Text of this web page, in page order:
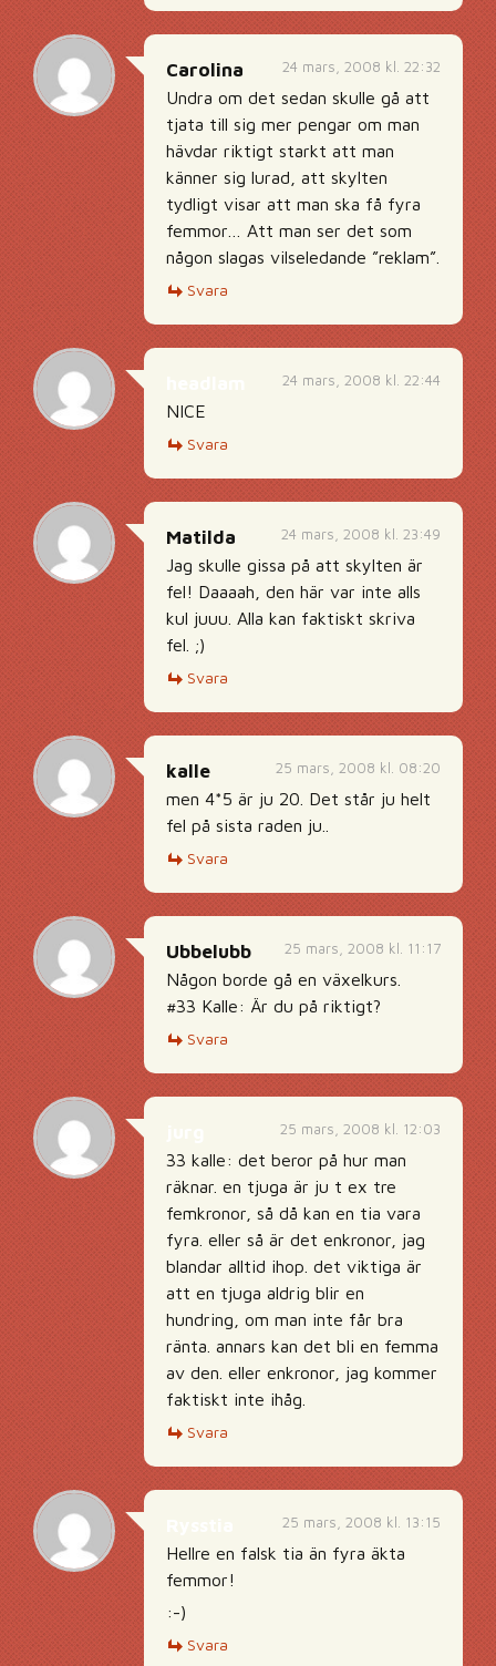
24 mars, 2008 kl. 22:32
Carolina
Undra om det sedan skulle gå att
tjata till sig mer pengar om man
hävdar riktigt starkt att man
känner sig lurad, att skylten
tydligt visar att man ska få fyra
femmor… Att man ser det som
någon slagas vilseledande ”reklam”.
Svara
24 mars, 2008 kl. 22:44
NICE
Svara
24 mars, 2008 kl. 23:49
Matilda
Jag skulle gissa på att skylten är
fel! Daaaah, den här var inte alls
kul juuu. Alla kan faktiskt skriva
fel. ;)
Svara
25 mars, 2008 kl. 08:20
kalle
men 4*5 är ju 20. Det står ju helt
fel på sista raden ju..
Svara
25 mars, 2008 kl. 11:17
Ubbelubb
Någon borde gå en växelkurs.
#33 Kalle: Är du på riktigt?
Svara
25 mars, 2008 kl. 12:03
33 kalle: det beror på hur man
räknar. en tjuga är ju t ex tre
femkronor, så då kan en tia vara
fyra. eller så är det enkronor, jag
blandar alltid ihop. det viktiga är
att en tjuga aldrig blir en
hundring, om man inte får bra
ränta. annars kan det bli en femma
av den. eller enkronor, jag kommer
faktiskt inte ihåg.
Svara
25 mars, 2008 kl. 13:15
Hellre en falsk tia än fyra äkta
femmor!
:-)
Svara